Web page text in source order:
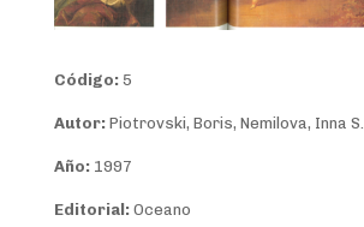
Código: 5
Autor: Piotrovski, Boris, Nemilova, Inna S.
Año: 1997
Editorial: Oceano